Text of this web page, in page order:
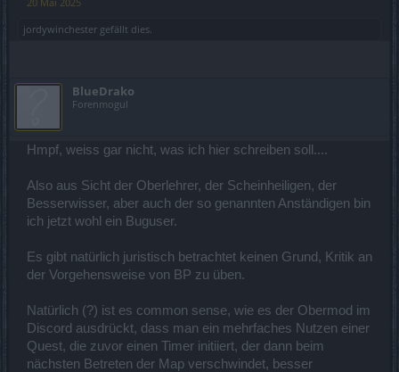
jordywinchester gefällt dies.
BlueDrako
Forenmogul
Hmpf, weiss gar nicht, was ich hier schreiben soll....
Also aus Sicht der Oberlehrer, der Scheinheiligen, der
Besserwisser, aber auch der so genannten Anständigen bin
ich jetzt wohl ein Buguser.
Es gibt natürlich juristisch betrachtet keinen Grund, Kritik an
der Vorgehensweise von BP zu üben.
Natürlich (?) ist es common sense, wie es der Obermod im
Discord ausdrückt, dass man ein mehrfaches Nutzen einer
Quest, die zuvor einen Timer initiiert, der dann beim
nächsten Betreten der Map verschwindet, besser